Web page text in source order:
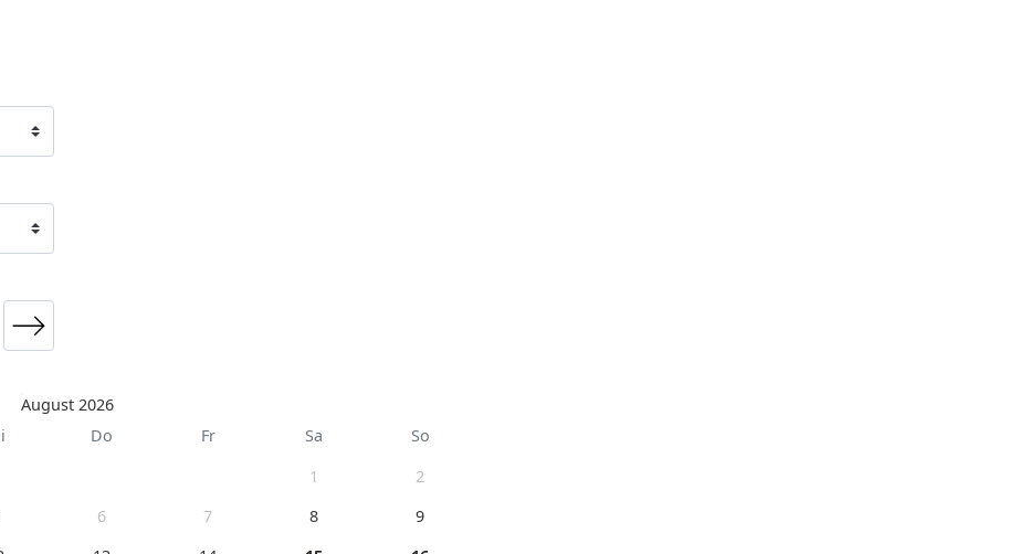
August 2026
Do Fr Sa
So
1
2
6 7 8
9